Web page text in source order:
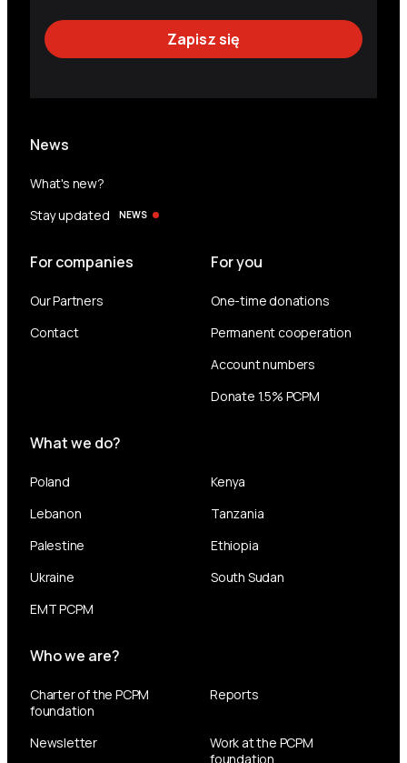
News
What's new?
Stay updated
NEWS
For companies
Our Partners
Contact
For you
One-time donations
Permanent cooperation
Account numbers
Donate 1.5% PCPM
What we do?
Poland
Lebanon
Palestine
Ukraine
EMT PCPM
Kenya
Tanzania
Ethiopia
South Sudan
Who we are?
Charter of the PCPM
foundation
Reports
Newsletter
Work at the PCPM
foundation